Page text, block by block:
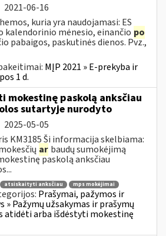
2021-06-16
kuria yra naudojamasi: ES
kalendorinio mėnesio, einančio po
pabaigos, paskutinės dienos. Pvz.,
MĮP 2021 » E-prekyba ir
1 d.
mokestinę paskolą anksčiau
sutartyje nurodyto
2025-05-05
KM3185 Ši informacija skelbiama:
ar baudų sumokėjimą
paskolą anksčiau
atsiskaityti anksčiau mps mokėjimai
Prašymai, pažymos ir
» Pažymų užsakymas ir prašymų
atidėti arba išdėstyti mokestinę